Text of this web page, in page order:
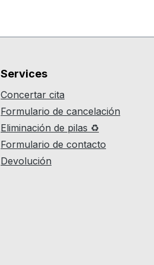
Services
Concertar cita
Formulario de cancelación
Eliminación de pilas ♻
Formulario de contacto
Devolución